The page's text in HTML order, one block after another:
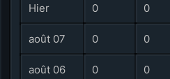
Hier 0 0
août 07 0 0
août 06 0 0